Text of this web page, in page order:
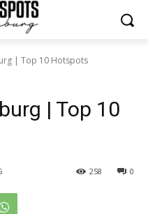
| Top 10 Hotspots
| Top 10
0
258